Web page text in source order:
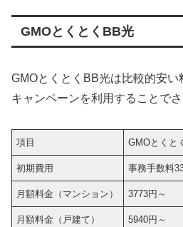
GMOとくとくBB光
GMOとくとくBB光は比較的安い
キャンペーンを利用することで
項目 GMOとくと
初期費用 事務手数料
月額料金（マンション） 3773円～
月額料金（戸建て） 5940円～